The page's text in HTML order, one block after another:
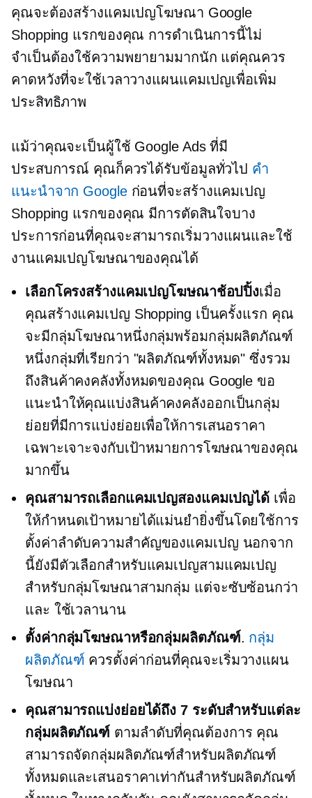
คุณจะต้องสร้างแคมเปญโฆษณา Google
Shopping แรกของคุณ การดำเนินการนี้ไม่
จำเป็นต้องใช้ความพยายามมากนัก แต่คุณควร
คาดหวังที่จะใช้เวลาวางแผนแคมเปญเพื่อเพิ่ม
ประสิทธิภาพ
แม้ว่าคุณจะเป็นผู้ใช้ Google Ads ที่มี
ประสบการณ์ คุณก็ควรได้รับข้อมูลทั่วไป คำ
แนะนำจาก Googleก่อนที่จะสร้างแคมเปญ
Shopping แรกของคุณ มีการตัดสินใจบาง
ประการก่อนที่คุณจะสามารถเริ่มวางแผนและใช้
งานแคมเปญโฆษณาของคุณได้
เลือกโครงสร้างแคมเปญโฆษณาช้อปปิ้งเมื่อ
คุณสร้างแคมเปญ Shopping เป็นครั้งแรก คุณ
จะมีกลุ่มโฆษณาหนึ่งกลุ่มพร้อมกลุ่มผลิตภัณฑ์
หนึ่งกลุ่มที่เรียกว่า "ผลิตภัณฑ์ทั้งหมด" ซึ่งรวม
ถึงสินค้าคงคลังทั้งหมดของคุณ Google ขอ
แนะนำให้คุณแบ่งสินค้าคงคลังออกเป็นกลุ่ม
ย่อยที่มีการแบ่งย่อยเพื่อให้การเสนอราคา
เฉพาะเจาะจงกับเป้าหมายการโฆษณาของคุณ
มากขึ้น
คุณสามารถเลือกแคมเปญสองแคมเปญได้ เพื่อ
ให้กำหนดเป้าหมายได้แม่นยำยิ่งขึ้นโดยใช้การ
ตั้งค่าลำดับความสำคัญของแคมเปญ นอกจาก
นี้ยังมีตัวเลือกสำหรับแคมเปญสามแคมเปญ
สำหรับกลุ่มโฆษณาสามกลุ่ม แต่จะซับซ้อนกว่า
และ ใช้เวลานาน
ตั้งค่ากลุ่มโฆษณาหรือกลุ่มผลิตภัณฑ์. กลุ่ม
ผลิตภัณฑ์ ควรตั้งค่าก่อนที่คุณจะเริ่มวางแผน
โฆษณา
คุณสามารถแบ่งย่อยได้ถึง 7 ระดับสำหรับแต่ละ
กลุ่มผลิตภัณฑ์ ตามลำดับที่คุณต้องการ คุณ
สามารถจัดกลุ่มผลิตภัณฑ์สำหรับผลิตภัณฑ์
ทั้งหมดและเสนอราคาเท่ากันสำหรับผลิตภัณฑ์